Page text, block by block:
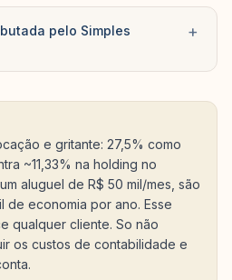
pelo Simples
+
e gritante: 27,5% como
~11,33% na holding no
aluguel de R$ 50 mil/mes, são
de economia por ano. Esse
qualquer cliente. So não
os custos de contabilidade e